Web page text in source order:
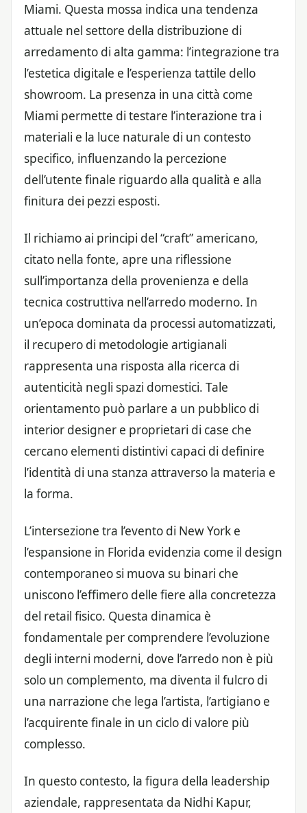
Miami. Questa mossa indica una tendenza
attuale nel settore della distribuzione di
arredamento di alta gamma: l’integrazione tra
l’estetica digitale e l’esperienza tattile dello
showroom. La presenza in una città come
Miami permette di testare l’interazione tra i
materiali e la luce naturale di un contesto
specifico, influenzando la percezione
dell’utente finale riguardo alla qualità e alla
finitura dei pezzi esposti.
Il richiamo ai principi del “craft” americano,
citato nella fonte, apre una riflessione
sull’importanza della provenienza e della
tecnica costruttiva nell’arredo moderno. In
un’epoca dominata da processi automatizzati,
il recupero di metodologie artigianali
rappresenta una risposta alla ricerca di
autenticità negli spazi domestici. Tale
orientamento può parlare a un pubblico di
interior designer e proprietari di case che
cercano elementi distintivi capaci di definire
l’identità di una stanza attraverso la materia e
la forma.
L’intersezione tra l’evento di New York e
l’espansione in Florida evidenzia come il design
contemporaneo si muova su binari che
uniscono l’effimero delle fiere alla concretezza
del retail fisico. Questa dinamica è
fondamentale per comprendere l’evoluzione
degli interni moderni, dove l’arredo non è più
solo un complemento, ma diventa il fulcro di
una narrazione che lega l’artista, l’artigiano e
l’acquirente finale in un ciclo di valore più
complesso.
In questo contesto, la figura della leadership
aziendale, rappresentata da Nidhi Kapur,